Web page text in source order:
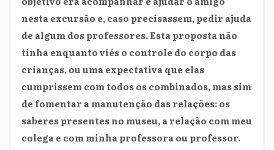
nesta excursão e, caso precisassem, pedir ajuda
de algum dos professores. Esta proposta não
tinha enquanto viés o controle do corpo das
crianças, ou uma expectativa que elas
cumprissem com todos os combinados, mas sim
de fomentar a manutenção das relações: os
saberes presentes no museu, a relação com meu
colega e com minha professora ou professor.